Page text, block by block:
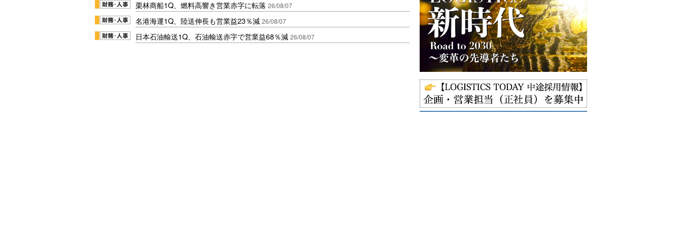
栗林商船1Q、燃料高響き営業赤字に転落 26/08/07
名港海運1Q、陸送伸長も営業益23％減 26/08/07
日本石油輸送1Q、石油輸送赤字で営業益68％減 26/08/07